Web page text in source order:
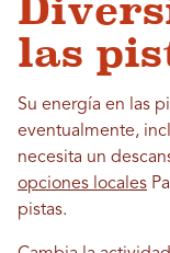
las
Su energía en las
eventualmente,
necesita un
opciones locales
pistas.